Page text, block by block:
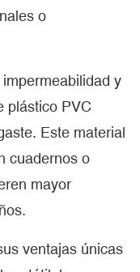
o
y
plástico PVC
Este material
cuadernos o
mayor
ventajas únicas